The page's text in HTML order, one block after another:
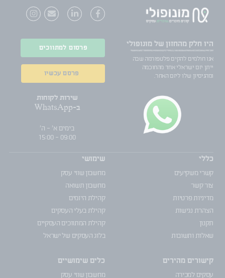
היו חלק מהחזון של מונופולי
אנו חולמים להקים פלטפורמה שבה
ייתן יזם ישראלי אחד מהחוכמה
ומהניסיון שלו ליזם האחר.
פרסום למתווכים
פרסם עכשיו
שירות לקוחות
ב-WhatsApp
בימים א' - ה'
09:00 - 15:00
כללי
קשרי משקיעים
צור קשר
מדיניות פרטיות
הצהרת נגישות
תקנון
שאלות ותשובות
קישורים מהירים
עסקים למכירה
שימושי
מחשבון שווי עסק
מחשבון תשואה
קהילת היזמים
קהילת בעלי העסקים
קהילת המתווכים העסקיים
בלוג העסקים של ישראל
כלים שימושיים
מחשבון שווי עסק